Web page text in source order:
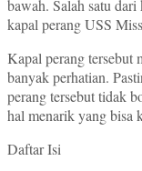
bawah. Salah satu
kapal perang USS
Kapal perang tersebut
banyak perhatian.
perang tersebut tidak
hal menarik yang bisa
Daftar Isi